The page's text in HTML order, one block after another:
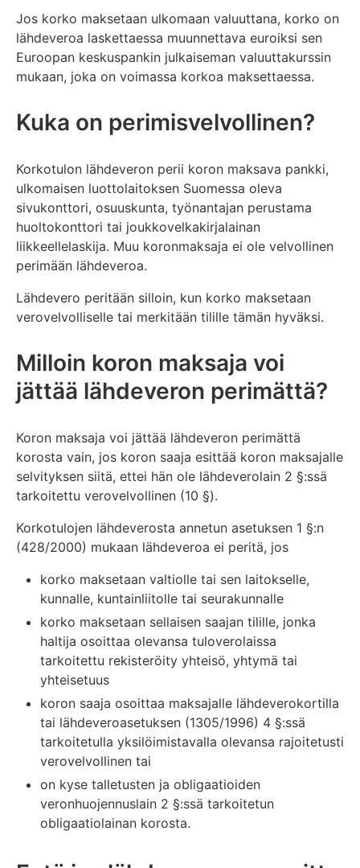
Jos korko maksetaan ulkomaan valuuttana, korko on
lähdeveroa laskettaessa muunnettava euroiksi sen
Euroopan keskuspankin julkaiseman valuuttakurssin
mukaan, joka on voimassa korkoa maksettaessa.
Kuka on perimisvelvollinen?
Korkotulon lähdeveron perii koron maksava pankki,
ulkomaisen luottolaitoksen Suomessa oleva
sivukonttori, osuuskunta, työnantajan perustama
huoltokonttori tai joukkovelkakirjalainan
liikkeellelaskija. Muu koronmaksaja ei ole velvollinen
perimään lähdeveroa.
Lähdevero peritään silloin, kun korko maksetaan
verovelvolliselle tai merkitään tilille tämän hyväksi.
Milloin koron maksaja voi
jättää lähdeveron perimättä?
Koron maksaja voi jättää lähdeveron perimättä
korosta vain, jos koron saaja esittää koron maksajalle
selvityksen siitä, ettei hän ole lähdeverolain 2 §:ssä
tarkoitettu verovelvollinen (10 §).
Korkotulojen lähdeverosta annetun asetuksen 1 §:n
(428/2000) mukaan lähdeveroa ei peritä, jos
korko maksetaan valtiolle tai sen laitokselle,
kunnalle, kuntainliitolle tai seurakunnalle
korko maksetaan sellaisen saajan tilille, jonka
haltija osoittaa olevansa tuloverolaissa
tarkoitettu rekisteröity yhteisö, yhtymä tai
yhteisetuus
koron saaja osoittaa maksajalle lähdeverokortilla
tai lähdeveroasetuksen (1305/1996) 4 §:ssä
tarkoitetulla yksilöimistavalla olevansa rajoitetusti
verovelvollinen tai
on kyse talletusten ja obligaatioiden
veronhuojennuslain 2 §:ssä tarkoitetun
obligaatiolainan korosta.